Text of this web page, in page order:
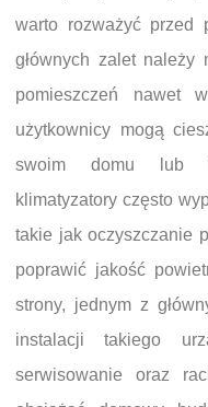
warto rozważyć przed
głównych zalet należy
pomieszczeń nawet
użytkownicy mogą
swoim domu lub
klimatyzatory często
takie jak oczyszczanie
poprawić jakość
strony, jednym z
instalacji takiego
serwisowanie oraz